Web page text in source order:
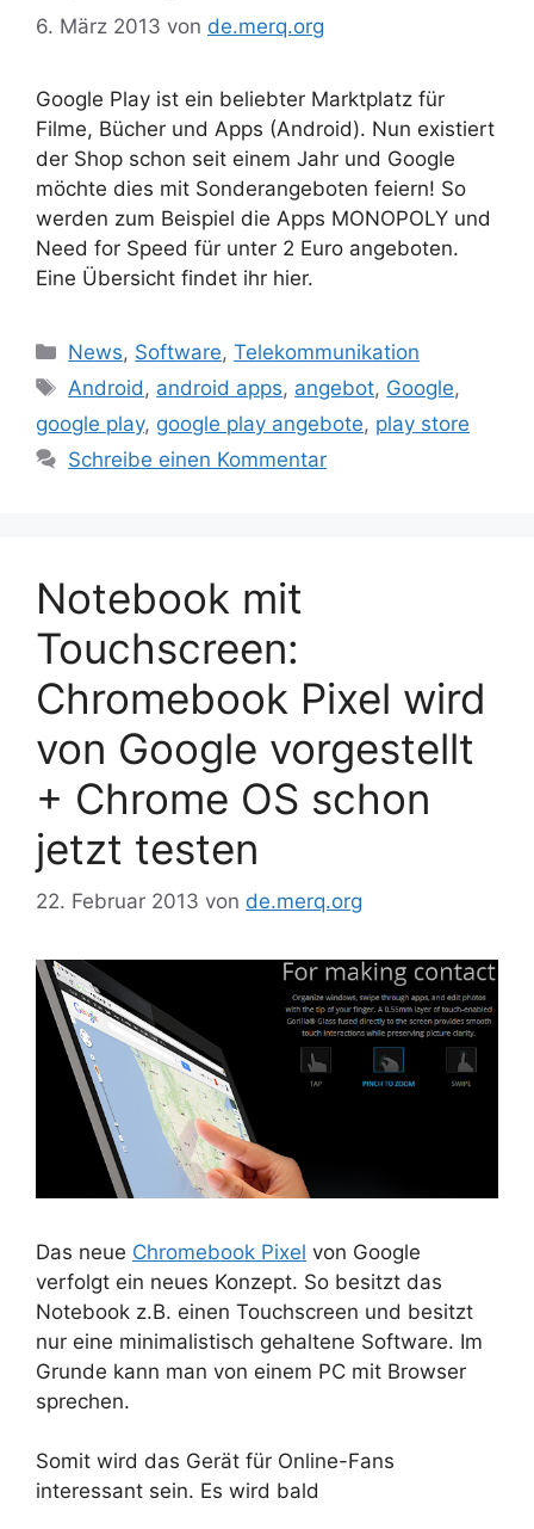
6. März 2013 von de.merq.org
Google Play ist ein beliebter Marktplatz für
Filme, Bücher und Apps (Android). Nun existiert
der Shop schon seit einem Jahr und Google
möchte dies mit Sonderangeboten feiern! So
werden zum Beispiel die Apps MONOPOLY und
Need for Speed für unter 2 Euro angeboten.
Eine Übersicht findet ihr hier.
Kategorien
News, Software,Telekommunikation
Schlagwörter
Android , android apps, angebot, Google,
google play, google play angebote, play store
Schreibe einen Kommentar
Notebook mit
Touchscreen:
Chromebook Pixel wird
von Google vorgestellt
+ Chrome OS schon
jetzt testen
22. Februar 2013 von de.merq.org
Das neue Chromebook Pixel von Google
verfolgt ein neues Konzept. So besitzt das
Notebook z.B. einen Touchscreen und besitzt
nur eine minimalistisch gehaltene Software. Im
Grunde kann man von einem PC mit Browser
sprechen.
Somit wird das Gerät für Online-Fans
interessant sein. Es wird bald